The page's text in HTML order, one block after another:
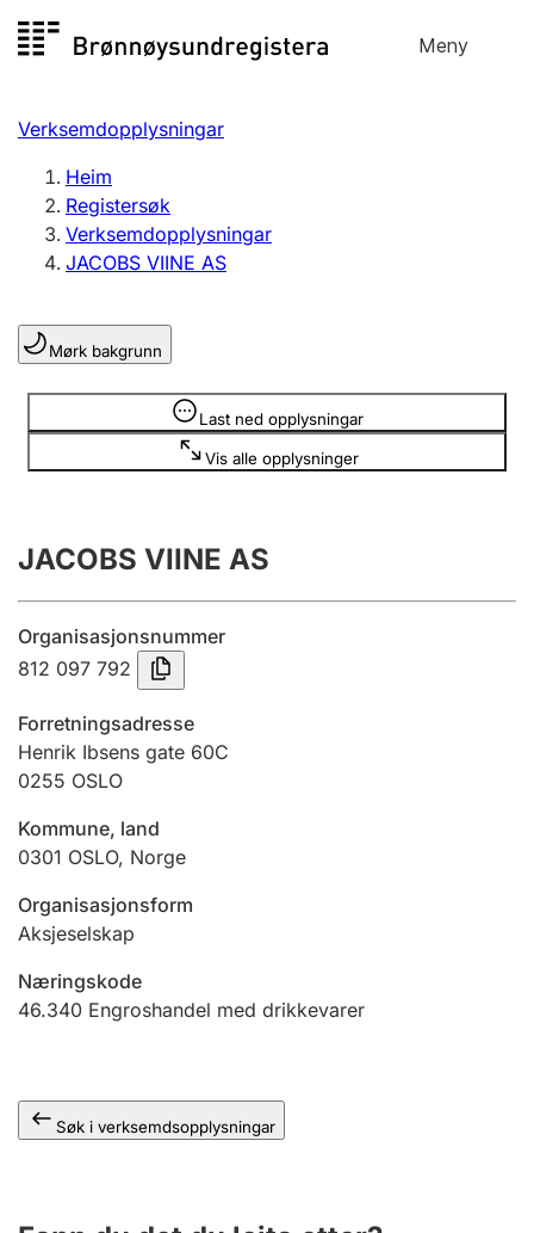
til
Meny
Registersøk
Aksjeselskap
Enkeltpersonføretak
Registrere, endre, slette
Lag og foreining
Registrere, endre, slette
Årsrekneskap
Innsending og forseinkingsgebyr
Tinglysing
Jeger
Ektepaktrettleiaren
Andre tema
Verksemdopplysningar
Heim
Registersøk
Verksemdopplysningar
JACOBS VIINE AS
Mørk bakgrunn
Last ned opplysningar
Vis alle opplysninger
Opplysninger er skjult
JACOBS VIINE AS
Organisasjonsnummer
812 097 792
Forretningsadresse
Henrik Ibsens gate 60C
0255 OSLO
Kommune, land
0301 OSLO, Norge
Organisasjonsform
Aksjeselskap
Næringskode
46.340 Engroshandel med drikkevarer
Søk i verksemdsopplysningar